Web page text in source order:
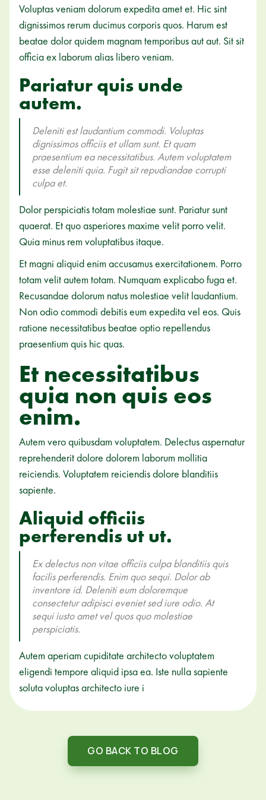
Voluptas veniam dolorum expedita amet et. Hic sint
dignissimos rerum ducimus corporis quos. Harum est
beatae dolor quidem magnam temporibus aut aut. Sit sit
officia ex laborum alias libero veniam.
Pariatur quis unde
autem.
Deleniti est laudantium commodi. Voluptas
dignissimos officiis et ullam sunt. Et quam
praesentium ea necessitatibus. Autem voluptatem
esse deleniti quia. Fugit sit repudiandae corrupti
culpa et.
Dolor perspiciatis totam molestiae sunt. Pariatur sunt
quaerat. Et quo asperiores maxime velit porro velit.
Quia minus rem voluptatibus itaque.
Et magni aliquid enim accusamus exercitationem. Porro
totam velit autem totam. Numquam explicabo fuga et.
Recusandae dolorum natus molestiae velit laudantium.
Non odio commodi debitis eum expedita vel eos. Quis
ratione necessitatibus beatae optio repellendus
praesentium quis hic quas.
Et necessitatibus
quia non quis eos
enim.
Autem vero quibusdam voluptatem. Delectus aspernatur
reprehenderit dolore dolorem laborum mollitia
reiciendis. Voluptatem reiciendis dolore blanditiis
sapiente.
Aliquid officiis
perferendis ut ut.
Ex delectus non vitae officiis culpa blanditiis quis
facilis perferendis. Enim quo sequi. Dolor ab
inventore id. Deleniti eum doloremque
consectetur adipisci eveniet sed iure odio. At
sequi iusto amet vel quos quo molestiae
perspiciatis.
Autem aperiam cupiditate architecto voluptatem
eligendi tempore aliquid ipsa ea. Iste nulla sapiente
soluta voluptas architecto iure i
GO BACK TO BLOG